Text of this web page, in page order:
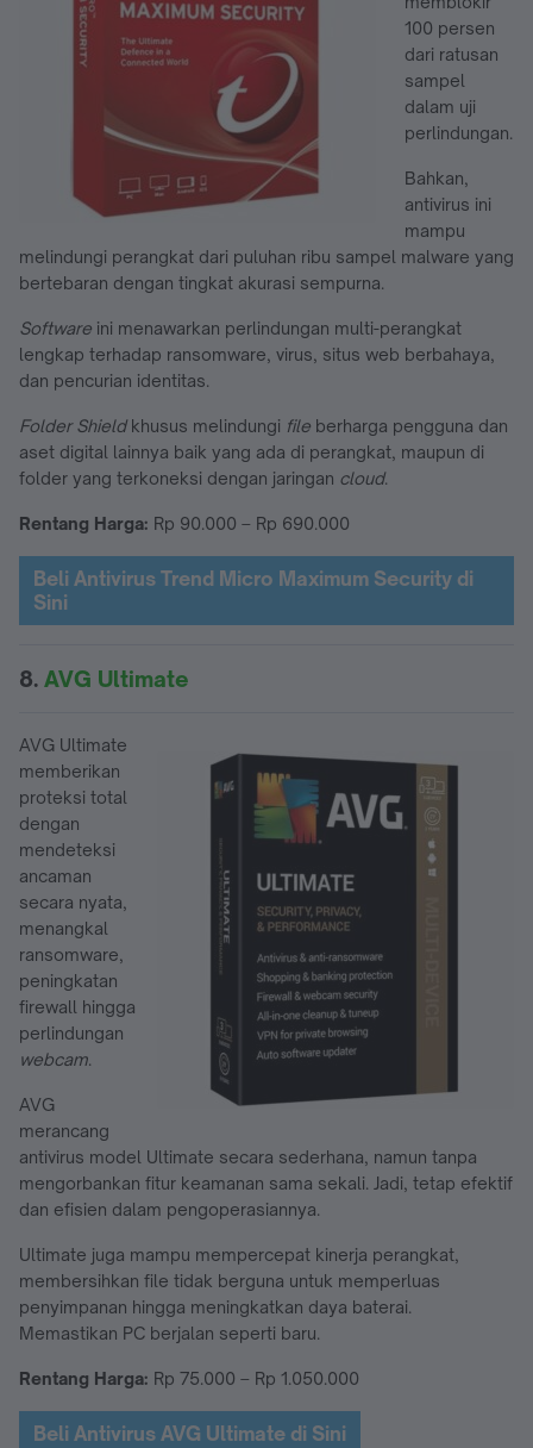
100 persen
dari ratusan
sampel
dalam uji
perlindungan.
Bahkan,
antivirus ini
mampu
melindungi perangkat dari puluhan ribu sampel malware yang
bertebaran dengan tingkat akurasi sempurna.
Software ini menawarkan perlindungan multi-perangkat
lengkap terhadap ransomware, virus, situs web berbahaya,
dan pencurian identitas.
Folder Shieldkhusus melindungi file berharga pengguna dan
aset digital lainnya baik yang ada di perangkat, maupun di
folder yang terkoneksi dengan jaringan cloud.
Rentang Harga: Rp 90.000 – Rp 690.000
Beli Antivirus Trend Micro Maximum Security di
Sini
8. AVG Ultimate
AVG Ultimate
memberikan
proteksi total
dengan
mendeteksi
ancaman
secara nyata,
menangkal
ransomware,
peningkatan
firewall hingga
perlindungan
webcam.
AVG
merancang
antivirus model Ultimate secara sederhana, namun tanpa
mengorbankan fitur keamanan sama sekali. Jadi, tetap efektif
dan efisien dalam pengoperasiannya.
Ultimate juga mampu mempercepat kinerja perangkat,
membersihkan file tidak berguna untuk memperluas
penyimpanan hingga meningkatkan daya baterai.
Memastikan PC berjalan seperti baru.
Rentang Harga: Rp 75.000 – Rp 1.050.000
Beli Antivirus AVG Ultimate di Sini